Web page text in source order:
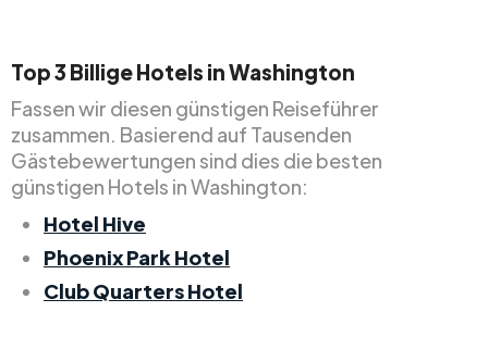
Top3 BilligeHotels in Washington
Fassen wir diesen günstigen Reiseführer
zusammen. Basierend auf Tausenden
Gästebewertungen sind dies die besten
günstigen Hotels in Washington:
Hotel Hive
Phoenix Park Hotel
Club Quarters Hotel